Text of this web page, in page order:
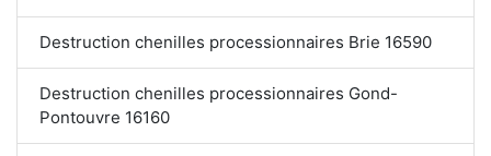
Destruction chenilles processionnaires Brie 16590
Destruction chenilles processionnaires Gond-
Pontouvre 16160